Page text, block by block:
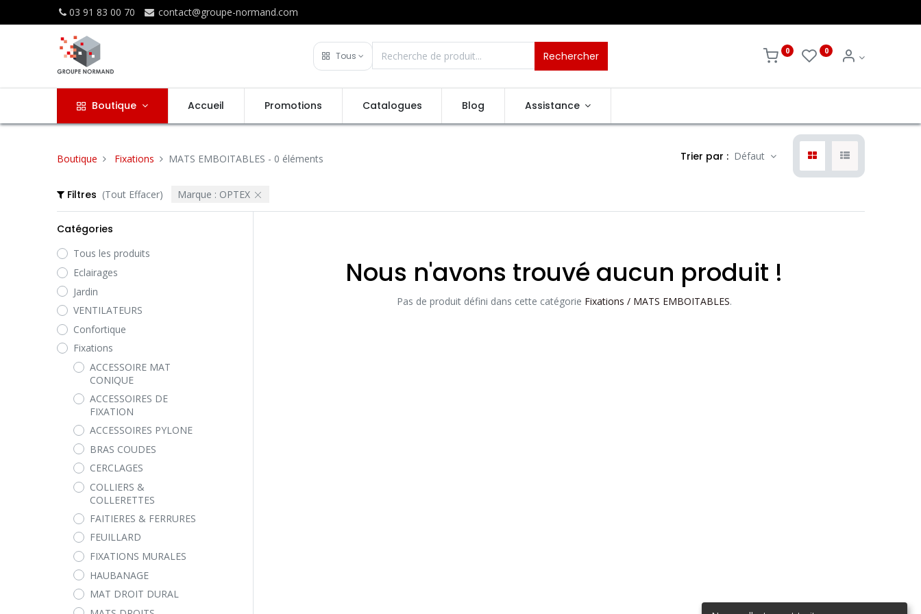
03 91 83 00 70 contact@groupe-normand.com
Tous Rechercher 0 0
Boutique Accueil Promotions Catalogues Blog Assistance
Boutique Fixations MATS EMBOITABLES - 0 éléments Trier par : Défaut
Filtres (Tout Effacer) Marque : OPTEX
Catégories
Tous les produits
Eclairages
Jardin
VENTILATEURS
Confortique
Fixations
ACCESSOIRE MAT
CONIQUE
ACCESSOIRES DE
FIXATION
ACCESSOIRES PYLONE
BRAS COUDES
CERCLAGES
COLLIERS &
COLLERETTES
FAITIERES & FERRURES
FEUILLARD
FIXATIONS MURALES
HAUBANAGE
MAT DROIT DURAL
Nous n'avons trouvé aucun produit !
Pas de produit défini dans cette catégorie Fixations / MATS EMBOITABLES.